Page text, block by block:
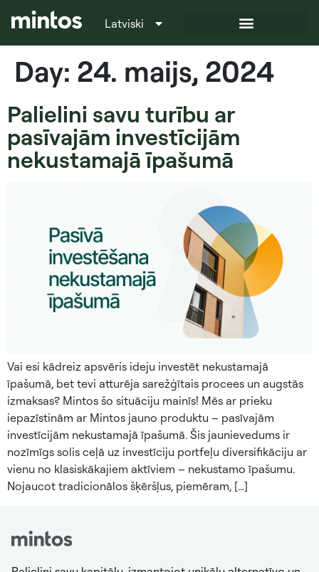
Latviski
Italiano
Day: 24. maijs, 2024
Palielini savu turību ar
pasīvajām investīcijām
nekustamajā īpašumā
Vai esi kādreiz apsvēris ideju investēt nekustamajā
īpašumā, bet tevi atturēja sarežģītais procees un augstās
izmaksas? Mintos šo situāciju mainīs! Mēs ar prieku
iepazīstinām ar Mintos jauno produktu – pasīvajām
investīcijām nekustamajā īpašumā. Šis jaunievedums ir
nozīmīgs solis ceļā uz investīciju portfeļu diversifikāciju ar
vienu no klasiskākajiem aktīviem – nekustamo īpašumu.
Nojaucot tradicionālos šķēršļus, piemēram, […]